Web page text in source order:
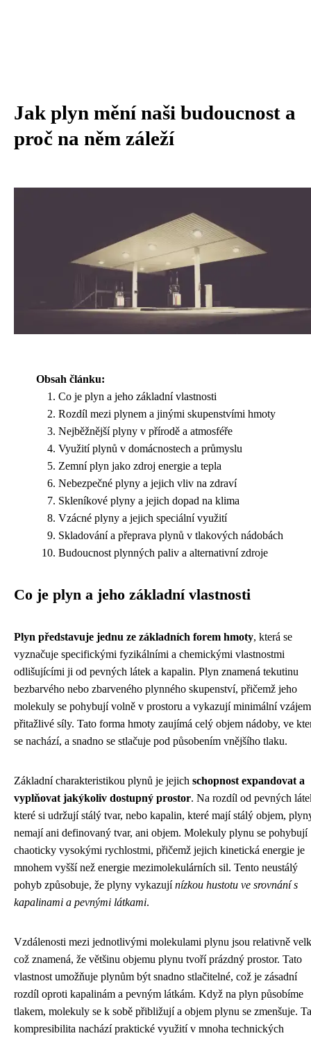
Jak plyn mění naši budoucnost a
proč na něm záleží
Obsah článku:
Co je plyn a jeho základní vlastnosti
Rozdíl mezi plynem a jinými skupenstvími hmoty
Nejběžnější plyny v přírodě a atmosféře
Využití plynů v domácnostech a průmyslu
Zemní plyn jako zdroj energie a tepla
Nebezpečné plyny a jejich vliv na zdraví
Skleníkové plyny a jejich dopad na klima
Vzácné plyny a jejich speciální využití
Skladování a přeprava plynů v tlakových nádobách
Budoucnost plynných paliv a alternativní zdroje
Co je plyn a jeho základní vlastnosti
Plyn představuje jednu ze základních forem hmoty, která se
vyznačuje specifickými fyzikálními a chemickými vlastnostmi
odlišujícími ji od pevných látek a kapalin. Plyn znamená tekutinu
bezbarvého nebo zbarveného plynného skupenství, přičemž jeho
molekuly se pohybují volně v prostoru a vykazují minimální
přitažlivé síly. Tato forma hmoty zaujímá celý objem nádoby, ve
se nachází, a snadno se stlačuje pod působením vnějšího tlaku.
Základní charakteristikou plynů je jejich schopnost expandovat a
vyplňovat jakýkoliv dostupný prostor. Na rozdíl od pevných
které si udržují stálý tvar, nebo kapalin, které mají stálý objem,
nemají ani definovaný tvar, ani objem. Molekuly plynu se pohybují
chaoticky vysokými rychlostmi, přičemž jejich kinetická energie je
mnohem vyšší než energie mezimolekulárních sil. Tento neustálý
pohyb způsobuje, že plyny vykazujínízkou hustotu ve srovnání s
kapalinami a pevnými látkami.
Vzdálenosti mezi jednotlivými molekulami plynu jsou relativně
což znamená, že většinu objemu plynu tvoří prázdný prostor. Tato
vlastnost umožňuje plynům být snadno stlačitelné, což je zásadní
rozdíl oproti kapalinám a pevným látkám. Když na plyn působíme
tlakem, molekuly se k sobě přibližují a objem plynu se zmenšuje.
kompresibilita nachází praktické využití v mnoha technických